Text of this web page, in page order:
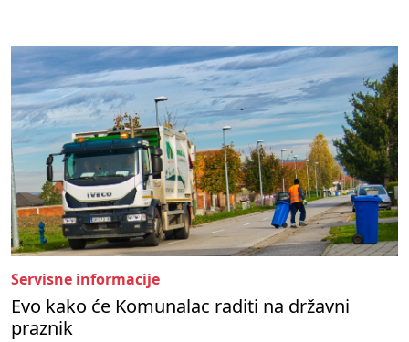
Servisne informacije
Evo kako će Komunalac raditi na državni
praznik